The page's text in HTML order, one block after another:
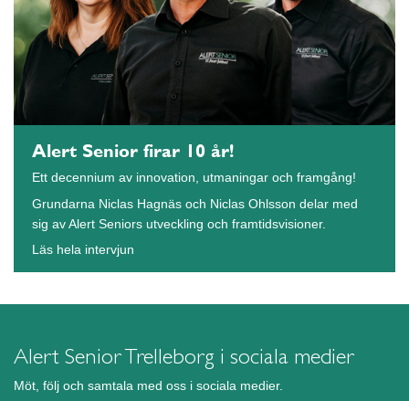
Alert Senior firar 10 år!
Ett decennium av innovation, utmaningar och framgång!
Grundarna Niclas Hagnäs och Niclas Ohlsson delar med
sig av Alert Seniors utveckling och framtidsvisioner.
Läs hela intervjun
Alert Senior Trelleborg i sociala medier
Möt, följ och samtala med oss i sociala medier.